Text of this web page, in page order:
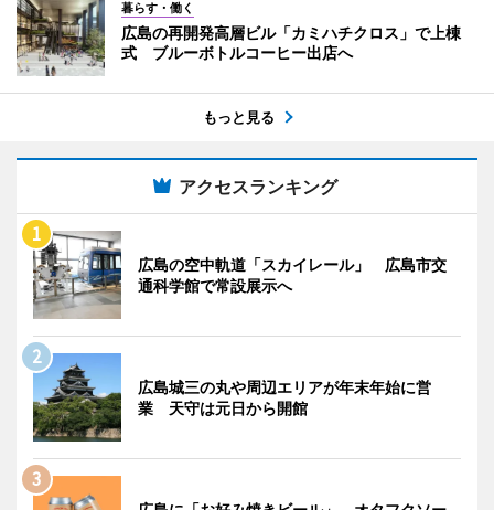
暮らす・働く
広島の再開発高層ビル「カミハチクロス」で上棟
式 ブルーボトルコーヒー出店へ
もっと見る
アクセスランキング
広島の空中軌道「スカイレール」 広島市交
通科学館で常設展示へ
広島城三の丸や周辺エリアが年末年始に営
業 天守は元日から開館